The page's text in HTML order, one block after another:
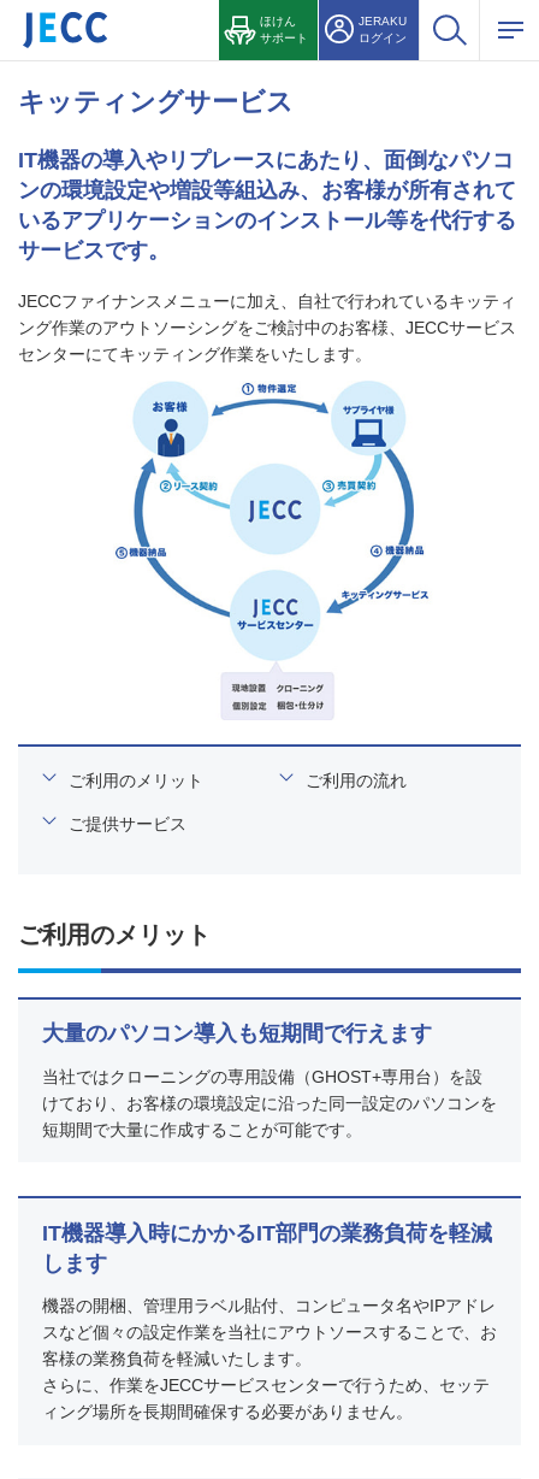
ほけん
サポート
JERAKU
ログイン
キッティングサービス
IT機器の導入やリプレースにあたり、面倒なパソコ
ンの環境設定や増設等組込み、お客様が所有されて
いるアプリケーションのインストール等を代行する
サービスです。
JECCファイナンスメニューに加え、自社で行われているキッティ
ング作業のアウトソーシングをご検討中のお客様、JECCサービス
センターにてキッティング作業をいたします。
ご利用のメリット ご利用の流れ
ご提供サービス
ご利用のメリット
大量のパソコン導入も短期間で行えます
当社ではクローニングの専用設備（GHOST+専用台）を設
けており、お客様の環境設定に沿った同一設定のパソコンを
短期間で大量に作成することが可能です。
IT機器導入時にかかるIT部門の業務負荷を軽減
します
機器の開梱、管理用ラベル貼付、コンピュータ名やIPアドレ
スなど個々の設定作業を当社にアウトソースすることで、お
客様の業務負荷を軽減いたします。
さらに、作業をJECCサービスセンターで行うため、セッテ
ィング場所を長期間確保する必要がありません。